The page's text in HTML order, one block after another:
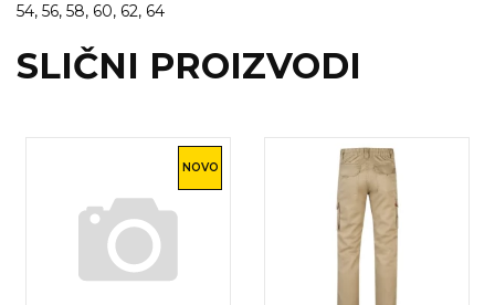
54, 56, 58, 60, 62, 64
SLIČNI PROIZVODI
NOVO